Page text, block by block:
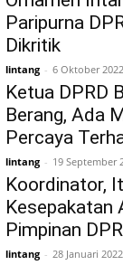
Paripurna
Dikritik
lintang - 6 Oktober 2022
Ketua DPRD
Berang, Ada
Percaya
lintang - 19 September
Koordinator,
Kesepakatan
Pimpinan
lintang - 28 Januari 2022